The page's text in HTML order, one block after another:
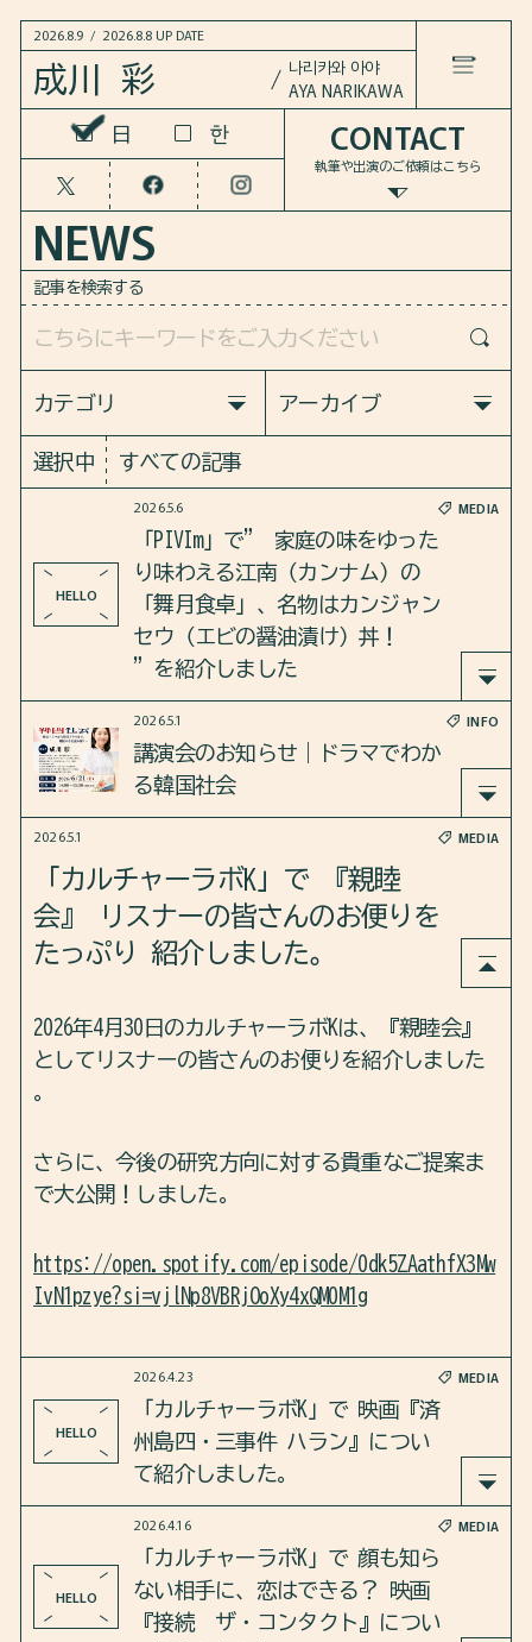
2026.8.9 / 2026.8.8 UP DATE
成川 彩 나리카와 아야
AYA NARIKAWA
LANGUAGE 日 한
HOME
NEWS
WORKS
COLUMN
BOOKS
PROFILE
FAQ
CONTACT
COLUMN
トーク＠ソウル
2026.8.8
日 한
執筆や出演のご依頼はこちら
CONTACT
NEWS
記事を検索する
カテゴリ
すべての記事
MEDIA
アーカイブ
すべての記事
2026
選択中 すべての記事
HELLO
2026.5.6 MEDIA
「PIVIm」で” 家庭の味をゆった
り味わえる江南（カンナム）の
「舞月食卓」、名物はカンジャン
セウ（エビの醤油漬け）丼！
”を紹介しました
「PIVIm」で”家庭の味をゆったり味わえる江南（
カンナム）の「舞月食卓」、名物はカンジャンセ
https://pivim.jp/feature/detail/RZAK1x1QelI=/
2026.5.1 INFO
講演会のお知らせ｜ドラマでわか
る韓国社会
を、深く知ってみませんか？
歴史ドラマから現代ドラマまで、韓国社会の今を
本講演では、韓国在住の文化系ライター・成川彩
が、ドラマを通して見えてくる韓国社会のリアル
開催概要
■ 日時
14:00〜15:30（開場13:30）
■ 会場
伊豆市役所 土肥支所 4階 集会室
無料
2026.5.1 MEDIA
「カルチャーラボK」で 『親睦
会』 リスナーの皆さんのお便りを
たっぷり 紹介しました。
2026年4月30日のカルチャーラボKは、『親睦会』
としてリスナーの皆さんのお便りを紹介しました
。
さらに、今後の研究方向に対する貴重なご提案ま
で大公開！しました。
https://open.spotify.com/episode/0dk5ZAathfX3Mw
IvN1pzye?si=vjlNp8VBRjOoXy4xQM0M1g
HELLO
2026.4.23 MEDIA
「カルチャーラボK」で 映画『済
州島四・三事件 ハラン』につい
て紹介しました。
2026年4月23日のカルチャーラボKは、4月3日に日
本で公開されて以降、大きな反響を呼んでいる映
画『済州島四・三事件 ハラン』 について紹介し
HELLO
2026.4.16 MEDIA
「カルチャーラボK」で 顔も知ら
ない相手に、恋はできる？ 映画
『接続 ザ・コンタクト』につい